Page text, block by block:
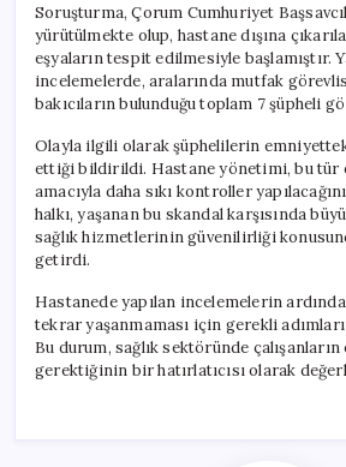
Soruşturma, Çorum Cumhuriyet
yürütülmekte olup, hastane dışına
eşyaların tespit edilmesiyle başlamıştır.
incelemelerde, aralarında mutfak
bakıcıların bulunduğu toplam 7 şüpheli
Olayla ilgili olarak şüphelilerin
ettiği bildirildi. Hastane yönetimi, bu tür
amacıyla daha sıkı kontroller
halkı, yaşanan bu skandal karşısında
sağlık hizmetlerinin güvenilirliği
getirdi.
Hastanede yapılan incelemelerin
tekrar yaşanmaması için gerekli
Bu durum, sağlık sektöründe
gerektiğinin bir hatırlatıcısı olarak